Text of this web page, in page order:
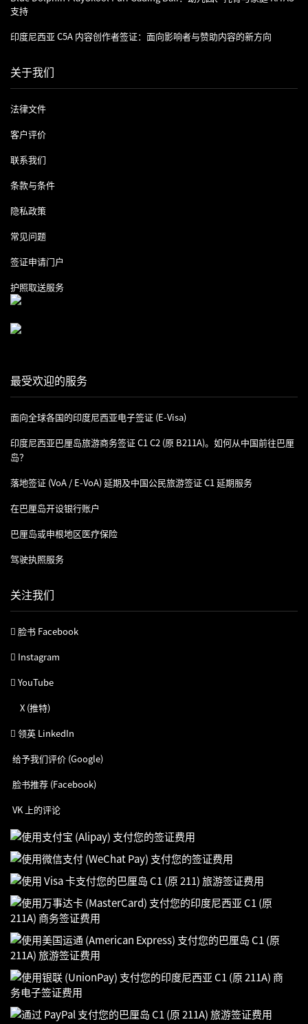
支持
印度尼西亚 C5A 内容创作者签证：面向影响者与赞助内容的新方向
关于我们
法律文件
客户评价
联系我们
条款与条件
隐私政策
常见问题
签证申请门户
护照取送服务
最受欢迎的服务
面向全球各国的印度尼西亚电子签证 (e-Visa)
印度尼西亚巴厘岛旅游商务签证 C1 C2 (原 B211A)。如何从中国前往巴厘
岛？
落地签证 (VoA / E-VoA) 延期及中国公民旅游签证 C1 延期服务
在巴厘岛开设银行账户
巴厘岛或申根地区医疗保险
驾驶执照服务
关注我们
脸书 Facebook
Instagram
YouTube
X (推特)
领英 LinkedIn
给予我们评价 (Google)
脸书推荐 (Facebook)
VK 上的评论